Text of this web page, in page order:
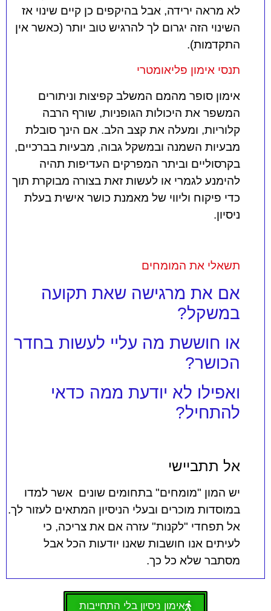
לא מראה ירידה, אבל בהיקפים כן קיים שינוי אז
השינוי הזה יגרום לך להרגיש טוב יותר (כאשר אין
התקדמות).
תנסי אימון פליאומטרי
אימון סופר מהמם המשלב קפיצות וניתורים
המשפר את היכולות הגופניות, שורף הרבה
קלוריות, ומעלה את קצב הלב. אם הינך סובלת
מבעיות השמנה ובמשקל גבוה, מבעיות בברכיים,
בקרסוליים וביתר המפרקים העדיפות תהיה
להימנע לגמרי או לעשות זאת בצורה מבוקרת תוך
כדי פיקוח וליווי של מאמנת כושר אישית בעלת
ניסיון.
תשאלי את המומחים
אם את מרגישה שאת תקועה
במשקל?
או חוששת מה עליי לעשות בחדר
הכושר?
ואפילו לא יודעת ממה כדאי
להתחיל?
אל תתביישי
יש המון "מומחים" בתחומים שונים אשר למדו
במוסדות מוכרים ובעלי הניסיון המתאים לעזור לך.
אל תפחדי "לקנות" עזרה אם את צריכה, כי
לעיתים אנו חושבות שאנו יודעות הכל אבל
מסתבר שלא כל כך.
אימון ניסיון בלי התחייבות